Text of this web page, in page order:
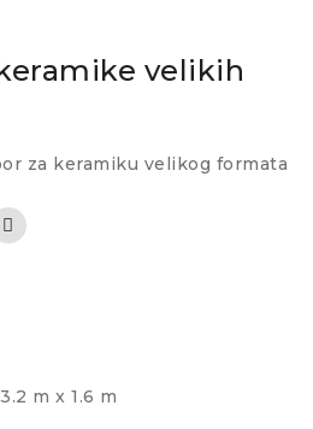
velikih
za keramiku velikog formata
m x 1.6 m